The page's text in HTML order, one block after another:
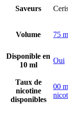
Saveurs
Volume 75
Disponible en
10 ml
Oui
Taux de
nicotine
disponibles
00